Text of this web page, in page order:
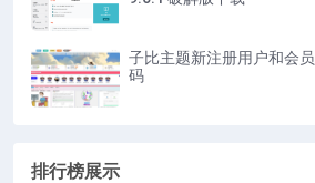
子比主题新注册用户和会
码
排行榜展示